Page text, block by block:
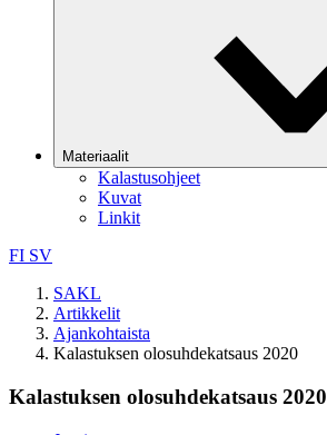
Materiaalit
Kalastusohjeet
Kuvat
Linkit
FI SV
SAKL
Artikkelit
Ajankohtaista
Kalastuksen olosuhdekatsaus 2020
Kalastuksen olosuhdekatsaus 2020